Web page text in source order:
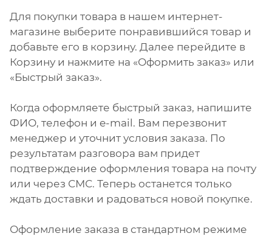
Для покупки товара в нашем интернет-
магазине выберите понравившийся товар и
добавьте его в корзину. Далее перейдите в
Корзину и нажмите на «Оформить заказ» или
«Быстрый заказ».
Когда оформляете быстрый заказ, напишите
ФИО, телефон и e-mail. Вам перезвонит
менеджер и уточнит условия заказа. По
результатам разговора вам придет
подтверждение оформления товара на почту
или через СМС. Теперь останется только
ждать доставки и радоваться новой покупке.
Оформление заказа в стандартном режиме